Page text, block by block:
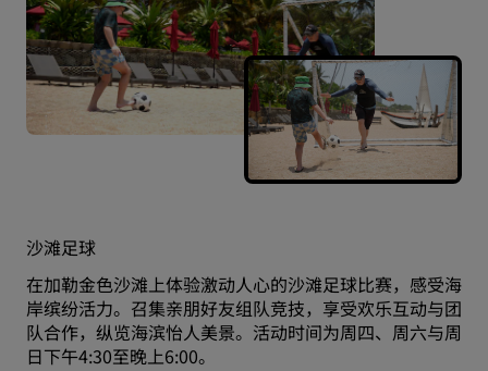
沙滩足球
在加勒金色沙滩上体验激动人心的沙滩足球比赛，感受海
岸缤纷活力。召集亲朋好友组队竞技，享受欢乐互动与团
队合作，纵览海滨怡人美景。活动时间为周四、周六与周
日下午4:30至晚上6:00。